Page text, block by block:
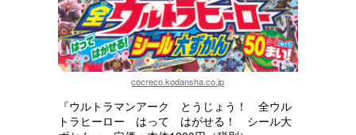
cocreco.kodansha.co.jp
『ウルトラマンアーク とうじょう！ 全ウル
トラヒーロー はって はがせる！ シール大